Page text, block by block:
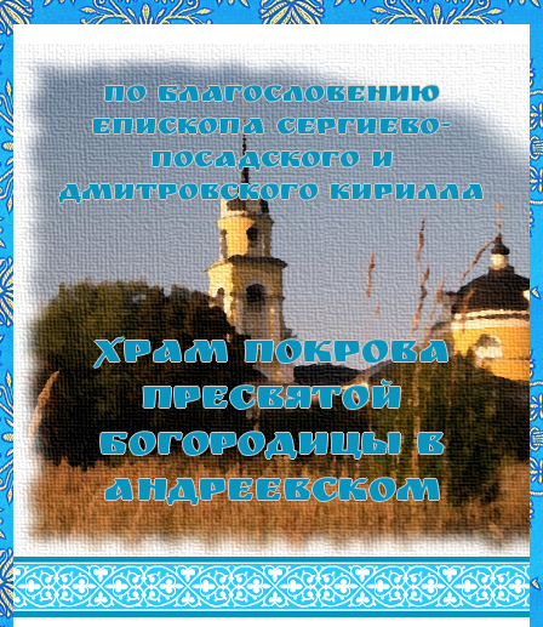
По благословению
Епископа Сергиево-
Посадского и
Дмитровского Кирилла
Храм Покрова
Пресвятой
Богородицы в
Андреевском